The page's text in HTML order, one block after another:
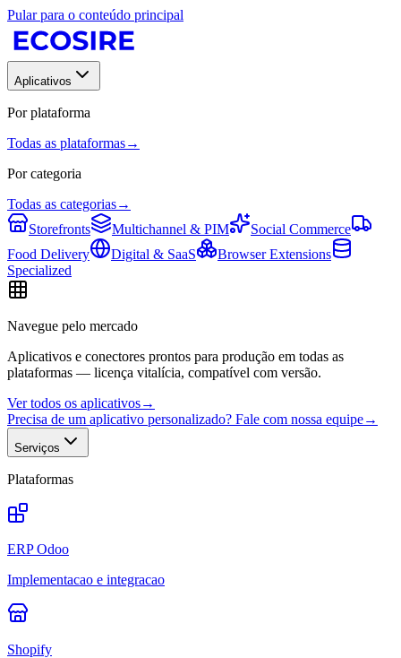
Pular para o conteúdo principal
Aplicativos
Por plataforma
Todas as plataformas→
Por categoria
Todas as categorias→
Storefronts
Multichannel & PIM
Social Commerce
Food Delivery
Digital & SaaS
Browser Extensions
Specialized
Navegue pelo mercado
Aplicativos e conectores prontos para produção em todas as
plataformas — licença vitalícia, compatível com versão.
Ver todos os aplicativos→
Precisa de um aplicativo personalizado? Fale com nossa equipe→
Serviços
Plataformas
ERP Odoo
Implementacao e integracao
Shopify